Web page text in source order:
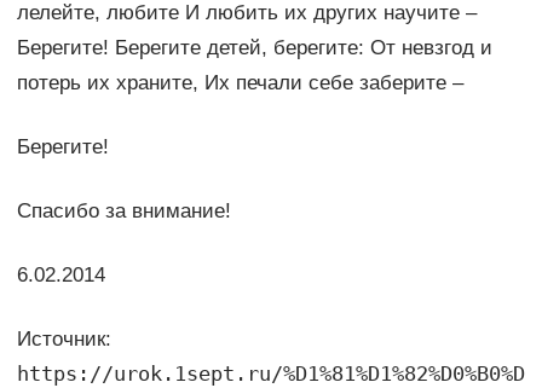
лелейте, любите И любить их других научите –
Берегите! Берегите детей, берегите: От невзгод и
потерь их храните, Их печали себе заберите –
Берегите!
Спасибо за внимание!
6.02.2014
Источник:
https://urok.1sept.ru/%D1%81%D1%82%D0%B0%D